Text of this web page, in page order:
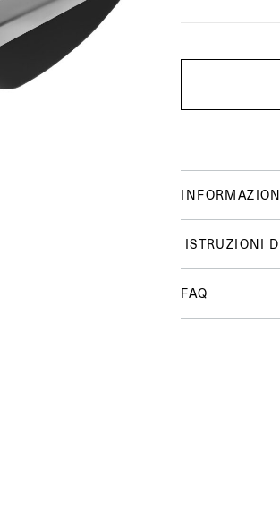
ISTRUZIONI
FAQ